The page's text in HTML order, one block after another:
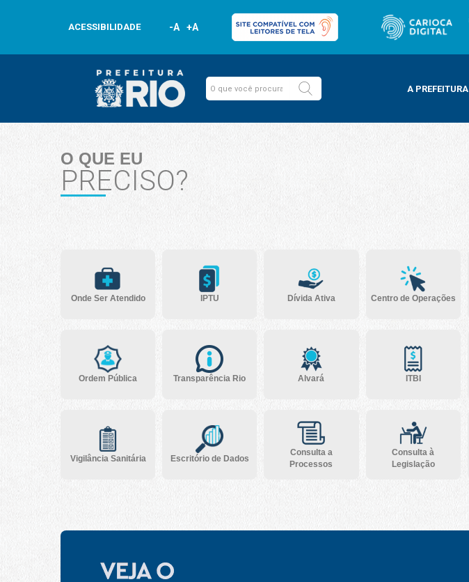
ACESSIBILIDADE -A +A
A PREFEITURA
O QUE EU
PRECISO?
Onde Ser Atendido IPTU Dívida Ativa Centro de Operações
Ordem Pública Transparência Rio Alvará ITBI
Vigilância Sanitária Escritório de Dados
Consulta a
Processos
Consulta à
Legislação